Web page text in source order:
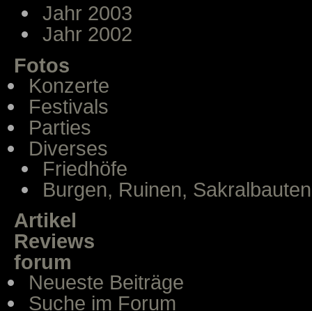
Jahr 2003
Jahr 2002
Fotos
Konzerte
Festivals
Parties
Diverses
Friedhöfe
Burgen, Ruinen, Sakralbauten
Artikel
Reviews
forum
Neueste Beiträge
Suche im Forum